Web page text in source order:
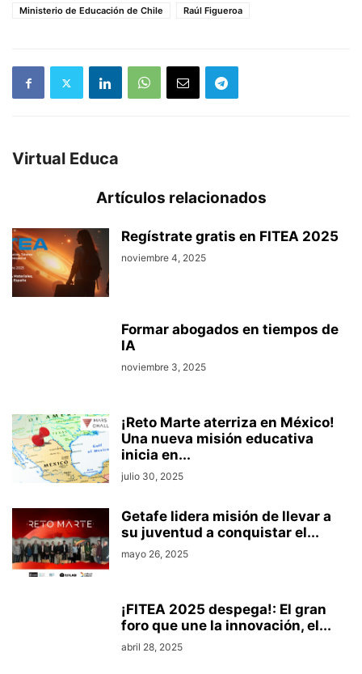
Ministerio de Educación de Chile
Raúl Figueroa
Virtual Educa
Artículos relacionados
Regístrate gratis en FITEA 2025
noviembre 4, 2025
Formar abogados en tiempos de
IA
noviembre 3, 2025
¡Reto Marte aterriza en México!
Una nueva misión educativa
inicia en...
julio 30, 2025
Getafe lidera misión de llevar a
su juventud a conquistar el...
mayo 26, 2025
¡FITEA 2025 despega!: El gran
foro que une la innovación, el...
abril 28, 2025